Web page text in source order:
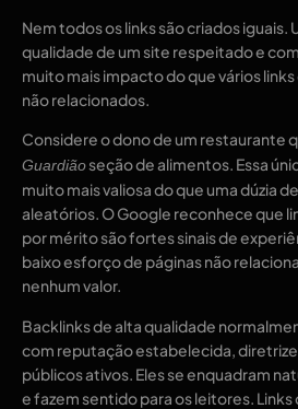
Nem todos os links são criados iguais.
qualidade de um site respeitado e
muito mais impacto do que vários
não relacionados.
Considere o dono de um restaurante
Guardiãoseção de alimentos. Essa
muito mais valiosa do que uma dúzia
aleatórios. O Google reconhece que
por mérito são fortes sinais de
baixo esforço de páginas não
nenhum valor.
Backlinks de alta qualidade
com reputação estabelecida,
públicos ativos. Eles se enquadram
e fazem sentido para os leitores.